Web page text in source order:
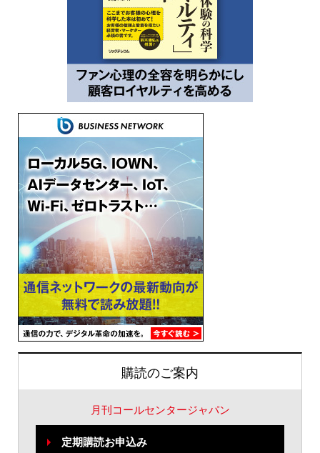
購読のご案内
月刊コールセンタージャパン
定期購読お申込み